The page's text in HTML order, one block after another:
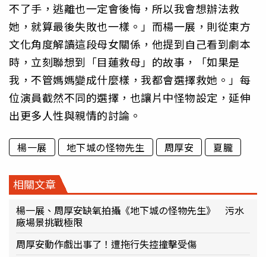
不了手，逃離也一定會後悔，所以我會想辦法救
她，就算最後失敗也一樣。」而楊一展，則從東方
文化角度解讀這段母女關係，他提到自己看到劇本
時，立刻聯想到「目蓮救母」的故事，「如果是
我，不管媽媽變成什麼樣，我都會選擇救她。」每
位演員截然不同的選擇，也讓片中怪物設定，延伸
出更多人性與親情的討論。
楊一展 地下城の怪物先生 周厚安 夏朧
相關文章
楊一展、周厚安缺氧拍攝《地下城の怪物先生》 污水
廠場景挑戰極限
周厚安動作戲出事了！遭拖行失控撞擊受傷